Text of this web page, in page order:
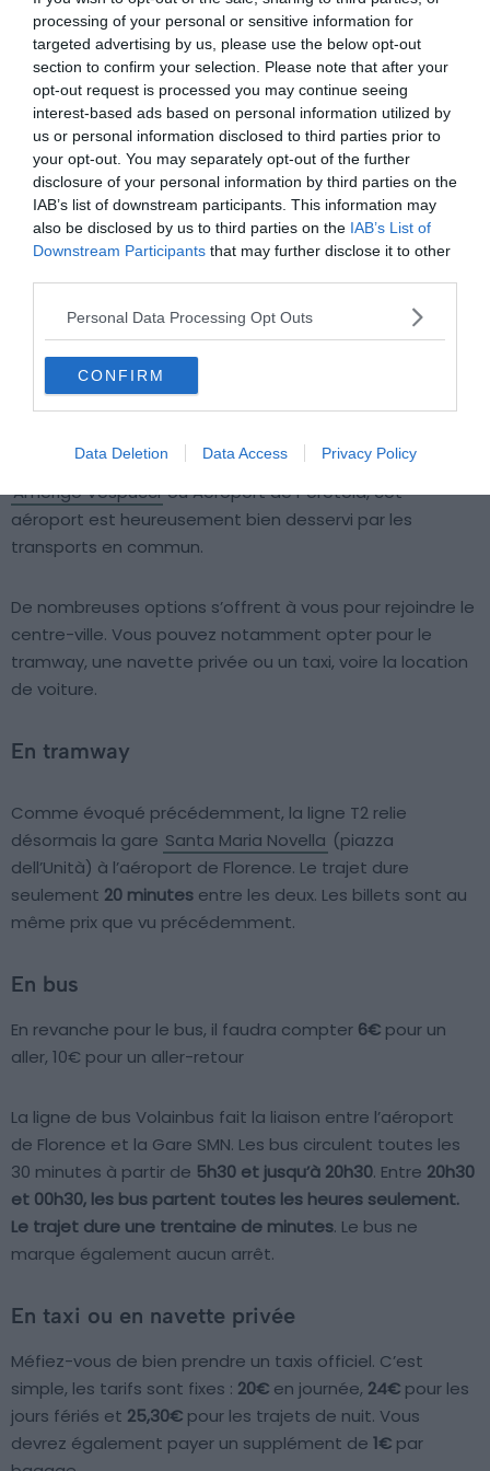
processing of your personal or sensitive information for
targeted advertising by us, please use the below opt-out
section to confirm your selection. Please note that after your
opt-out request is processed you may continue seeing
interest-based ads based on personal information utilized by
us or personal information disclosed to third parties prior to
your opt-out. You may separately opt-out of the further
disclosure of your personal information by third parties on the
IAB’s list of downstream participants. This information may
also be disclosed by us to third parties on the IAB’s List of
Downstream Participants that may further disclose it to other
Personal Data Processing Opt Outs
CONFIRM
Data Deletion Data Access Privacy Policy
kilomètres de Florence. Également appelé Aéroport
Amerigo Vespucciou Aéroport de Peretola, cet
aéroport est heureusement bien desservi par les
transports en commun.
De nombreuses options s’offrent à vous pour rejoindre le
centre-ville. Vous pouvez notamment opter pour le
tramway, une navette privée ou un taxi, voire la location
de voiture.
En tramway
Comme évoqué précédemment, la ligne T2 relie
désormais la gare Santa Maria Novella (piazza
dell’Unità) à l’aéroport de Florence. Le trajet dure
seulement 20 minutes entre les deux. Les billets sont au
même prix que vu précédemment.
En bus
En revanche pour le bus, il faudra compter 6€ pour un
aller, 10€ pour un aller-retour
La ligne de bus Volainbus fait la liaison entre l’aéroport
de Florence et la Gare SMN. Les bus circulent toutes les
30 minutes à partir de 5h30 et jusqu’à 20h30. Entre 20h30
et 00h30, les bus partent toutes les heures seulement.
Le trajet dure une trentaine de minutes. Le bus ne
marque également aucun arrêt.
En taxi ou en navette privée
Méfiez-vous de bien prendre un taxis officiel. C’est
simple, les tarifs sont fixes : 20€ en journée, 24€ pour les
jours fériés et 25,30€ pour les trajets de nuit. Vous
devrez également payer un supplément de 1€ par